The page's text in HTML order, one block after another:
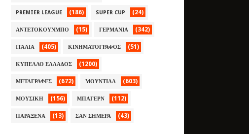
PREMIER LEAGUE (186) SUPER CUP (24)
ΑΝΤΕΤΟΚΟΥΝΜΠΟ (15) ΓΕΡΜΑΝΙΑ (342)
ΙΤΑΛΙΑ (405) ΚΙΝΗΜΑΤΟΓΡΑΦΟΣ (51)
ΚΥΠΕΛΛΟ ΕΛΛΑΔΟΣ (1200)
ΜΕΤΑΓΡΑΦΕΣ (672) ΜΟΥΝΤΙΑΛ (603)
ΜΟΥΣΙΚΗ (156) ΜΠΑΓΕΡΝ (112)
ΠΑΡΑΞΕΝΑ (13) ΣΑΝ ΣΗΜΕΡΑ (43)